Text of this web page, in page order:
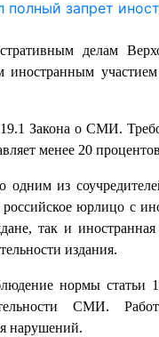
делам
участием
19.1 Закона о СМИ.
менее 20
одним из
российское юрлицо с
так и
издания.
нормы
СМИ.
нарушений.